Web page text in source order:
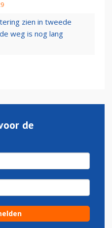
zien in tweede
weg is nog lang
de